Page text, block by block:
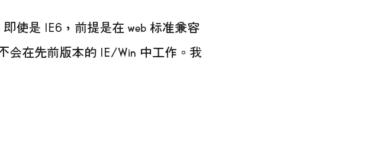
使是 IE6，前提是在 web 标准兼容
会在先前版本的 IE/Win 中工作。我